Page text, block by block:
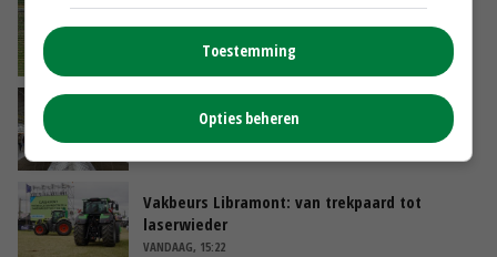
Fritesnotering stijgt door tot maximaal 30
VANDAAG, 16:39
Brandschone pluimveestallen in Herpen
trekken honderden bezoekers
Vakbeurs Libramont: van trekpaard tot
laserwieder
VANDAAG, 15:22
Toestemming
Opties beheren